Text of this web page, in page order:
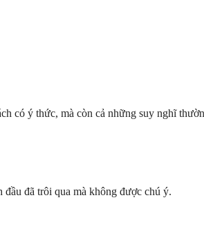
có ý thức, mà còn cả những suy nghĩ
đã trôi qua mà không được chú ý.